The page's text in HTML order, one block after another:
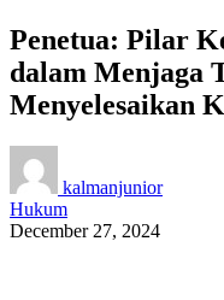
Penetua: Pilar
dalam Menjaga
Menyelesaikan
kalmanjunior
Hukum
December 27, 2024